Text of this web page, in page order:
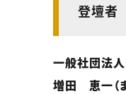
登壇者
一般社団法
増田 恵一（